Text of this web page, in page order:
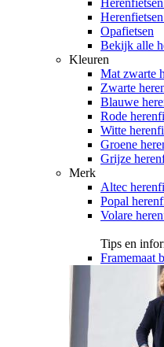
Opafietsen
Bekijk alle
Kleuren
Mat zwarte
Zwarte
Blauwe
Rode
Witte
Groene
Grijze
Merk
Altec
Popal
Volare
Tips en
Framemaat